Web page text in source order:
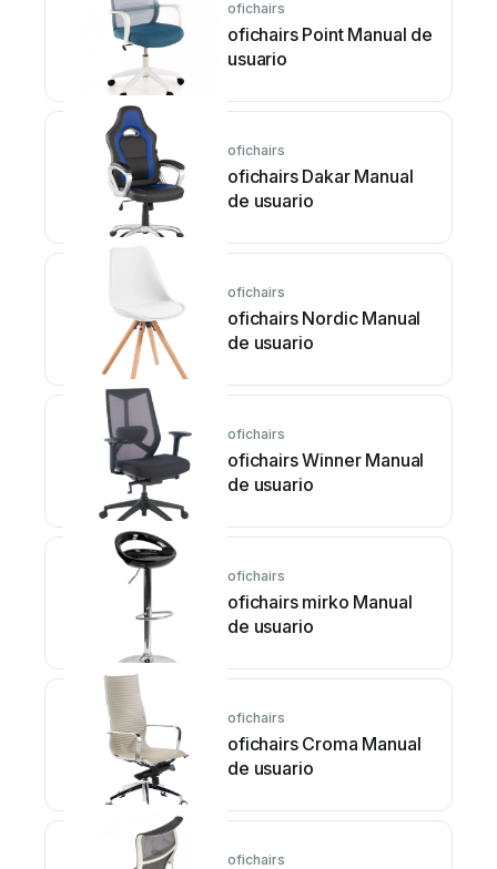
ofichairs
ofichairs Point Manual de
usuario
ofichairs
ofichairs Dakar Manual
de usuario
ofichairs
ofichairs Nordic Manual
de usuario
ofichairs
ofichairs Winner Manual
de usuario
ofichairs
ofichairs mirko Manual
de usuario
ofichairs
ofichairs Croma Manual
de usuario
ofichairs